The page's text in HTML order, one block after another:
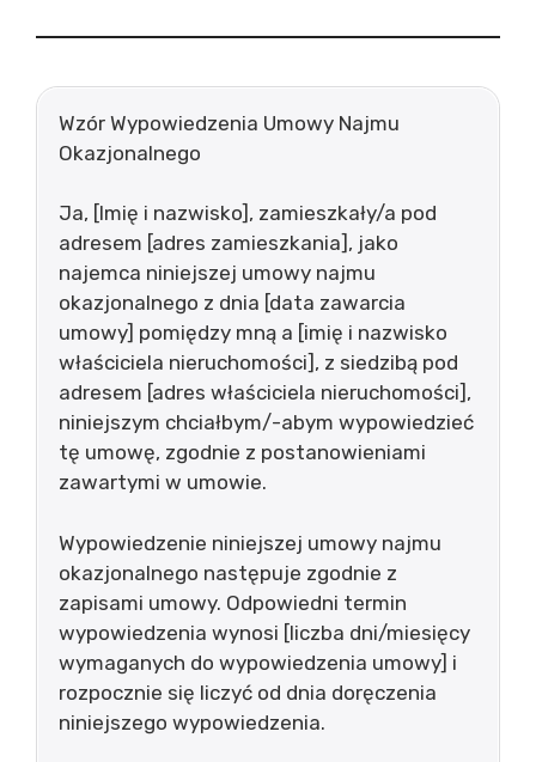
Wzór Wypowiedzenia Umowy Najmu
Okazjonalnego
Ja, [Imię i nazwisko], zamieszkały/a pod
adresem [adres zamieszkania], jako
najemca niniejszej umowy najmu
okazjonalnego z dnia [data zawarcia
umowy] pomiędzy mną a [imię i nazwisko
właściciela nieruchomości], z siedzibą pod
adresem [adres właściciela nieruchomości],
niniejszym chciałbym/-abym wypowiedzieć
tę umowę, zgodnie z postanowieniami
zawartymi w umowie.
Wypowiedzenie niniejszej umowy najmu
okazjonalnego następuje zgodnie z
zapisami umowy. Odpowiedni termin
wypowiedzenia wynosi [liczba dni/miesięcy
wymaganych do wypowiedzenia umowy] i
rozpocznie się liczyć od dnia doręczenia
niniejszego wypowiedzenia.